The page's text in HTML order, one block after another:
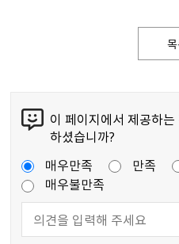
이 페이지에서 제공하
하셨습니까?
매우만족
만족
매우불만족